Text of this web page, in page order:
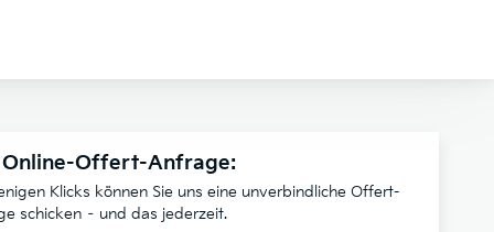
Online-Offert-Anfrage:
Klicks können Sie uns eine unverbindliche Offert-
schicken – und das jederzeit.